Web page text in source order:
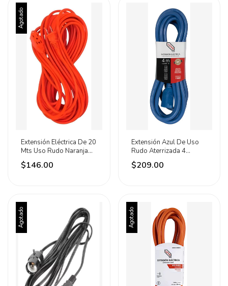
Agotado
Extensión Eléctrica De 20
Mts Uso Rudo Naranja
Tech Tools Naranja
$146.00
Extensión Azul De Uso
Rudo Aterrizada 4
Metros Iusa
$209.00
Agotado Agotado